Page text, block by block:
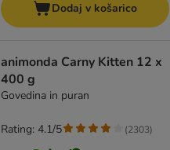
Dodaj v košarico
animonda Carny Kitten 12 x
400 g
Govedina in puran
Rating: 4.1/5 (2303)